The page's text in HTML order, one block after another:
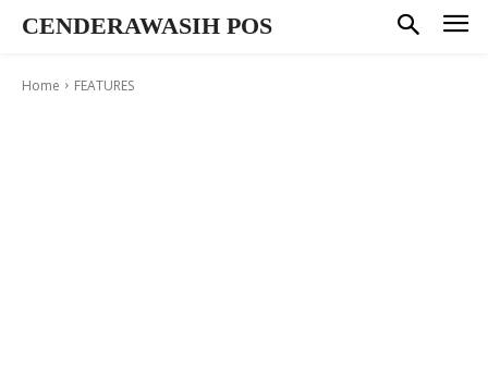
CENDERAWASIH POS
Home FEATURES